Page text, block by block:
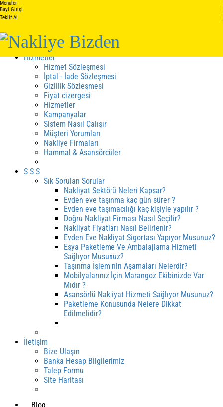
Menuler
Bayi Girişi
Teklif Al
Kalite Belgelerimiz
Hizmetler
Hizmet Sözleşmesi
İptal - İade Sözleşmesi
Gizlilik Sözleşmesi
Fiyat cizergesi
Hizmetler
Kampanyalar
Sistem Nasıl Çalışır
Müşteri Yorumları
Nakliye Firmaları
Hammal & Asansörcüler
S S S
Sık Sorulan Sorular
Nakliyat Sektörü Neleri Kapsar?
Evden eve taşınma kaç gün sürer ?
Evden eve taşımacılığı kaç kişiyle yapılır ?
Doğru Nakliyat Firması Nasıl Seçilir?
Nakliyat Fiyatları Nasıl Belirlenir?
Evden Eve Nakliyat Sigortası Yapıyor Musunuz?
Eşya Paketleme Ve Ambalajlama Hizmeti
Sağlıyor Musunuz?
Taşınma İşleminin Aşamaları Nelerdir?
Mobilyalarınız İçin Marangoz Ekibinizde Var
Mıdır ?
Asansörlü Nakliyat Hizmeti Sağlıyor Musunuz?
Paketleme Konusunda Nelere Dikkat
Edilmelidir?
İletişim
Bize Ulaşın
Banka Hesap Bilgilerimiz
Talep Formu
Site Haritası
Blog